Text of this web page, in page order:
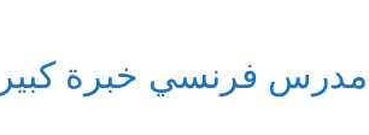
مدرس فرنسي خبرة